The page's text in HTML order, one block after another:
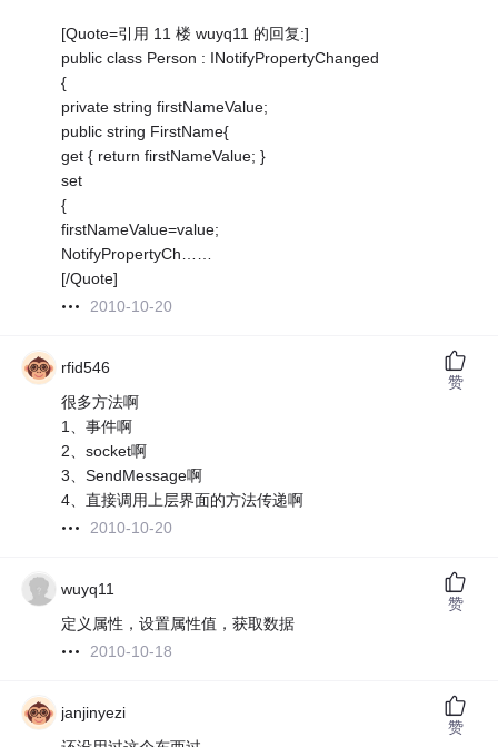
[Quote=引用 11 楼 wuyq11 的回复:]
public class Person : INotifyPropertyChanged
{
private string firstNameValue;
public string FirstName{
get { return firstNameValue; }
set
{
firstNameValue=value;
NotifyPropertyCh……
[/Quote]
2010-10-20
rfid546
很多方法啊
1、事件啊
2、socket啊
3、SendMessage啊
4、直接调用上层界面的方法传递啊
2010-10-20
赞
wuyq11
定义属性，设置属性值，获取数据
2010-10-18
赞
janjinyezi
赞